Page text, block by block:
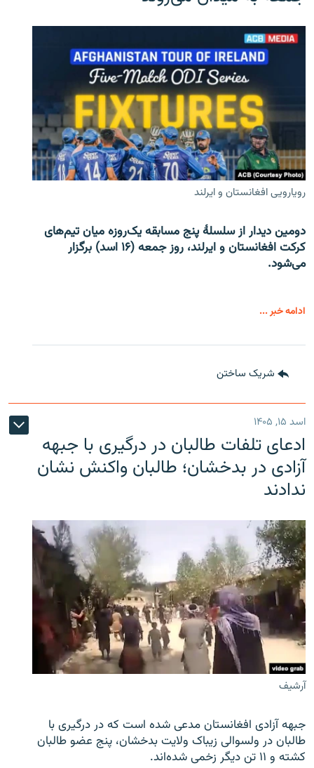
رویارویی افغانستان و ایرلند
دومین دیدار از سلسلۀ پنج مسابقه یک‌روزه میان تیم‌های
کرکت افغانستان و ایرلند، روز جمعه (۱۶ اسد) برگزار
می‌شود.
ادامه خبر ...
شریک ساختن
اسد ۱۵, ۱۴۰۵
ادعای تلفات طالبان در درگیری با جبهه
آزادی در بدخشان؛ طالبان واکنش نشان
ندادند
آرشیف
جبهه آزادی افغانستان مدعی شده است که در درگیری با
طالبان در ولسوالی زیباک ولایت بدخشان، پنج عضو طالبان
کشته و ۱۱ تن دیگر زخمی شده‌اند.